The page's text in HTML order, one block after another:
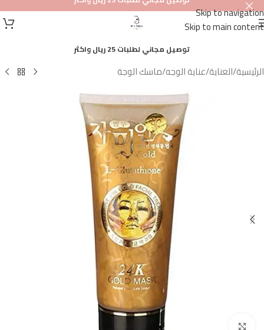
Skip to navigation
Skip to main content
توصيل مجاني لطلبات 25 ريال واكثر
الرئيسية/العناية/عناية الوجه/ماسك الوجة